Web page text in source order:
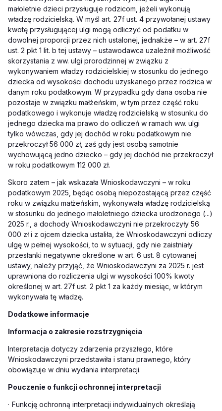
małoletnie dzieci przysługuje rodzicom, jeżeli wykonują
władzę rodzicielską. W myśl art. 27f ust. 4 przywołanej ustawy
kwotę przysługującej ulgi mogą odliczyć od podatku w
dowolnej proporcji przez nich ustalonej, jednakże – w art. 27f
ust. 2 pkt 1 lit. b tej ustawy – ustawodawca uzależnił możliwość
skorzystania z ww. ulgi prorodzinnej w związku z
wykonywaniem władzy rodzicielskiej w stosunku do jednego
dziecka od wysokości dochodu uzyskanego przez rodzica w
danym roku podatkowym. W przypadku gdy dana osoba nie
pozostaje w związku małżeńskim, w tym przez część roku
podatkowego i wykonuje władzę rodzicielską w stosunku do
jednego dziecka ma prawo do odliczeń w ramach ww. ulgi
tylko wówczas, gdy jej dochód w roku podatkowym nie
przekroczył 56 000 zł, zaś gdy jest osobą samotnie
wychowującą jedno dziecko – gdy jej dochód nie przekroczył
w roku podatkowym 112 000 zł.
Skoro zatem – jak wskazała Wnioskodawczyni – w roku
podatkowym 2025, będąc osobą niepozostającą przez część
roku w związku małżeńskim, wykonywała władzę rodzicielską
w stosunku do jednego małoletniego dziecka urodzonego (...)
2025 r., a dochody Wnioskodawczyni nie przekroczyły 56
000 zł i z ojcem dziecka ustaliła, że Wnioskodawczyni odliczy
ulgę w pełnej wysokości, to w sytuacji, gdy nie zaistniały
przesłanki negatywne określone w art. 6 ust. 8 cytowanej
ustawy, należy przyjąć, że Wnioskodawczyni za 2025 r. jest
uprawniona do rozliczenia ulgi w wysokości 100% kwoty
określonej w art. 27f ust. 2 pkt 1 za każdy miesiąc, w którym
wykonywała tę władzę.
Dodatkowe informacje
Informacja o zakresie rozstrzygnięcia
Interpretacja dotyczy zdarzenia przyszłego, które
Wnioskodawczyni przedstawiła i stanu prawnego, który
obowiązuje w dniu wydania interpretacji.
Pouczenie o funkcji ochronnej interpretacji
· Funkcję ochronną interpretacji indywidualnych określają